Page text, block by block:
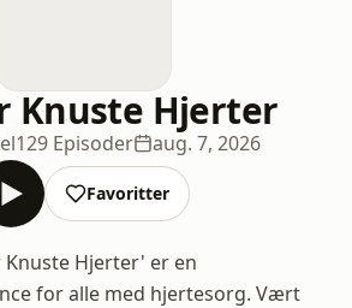
Knuste Hjerter
129 Episoder aug. 7, 2026
Favoritter
Knuste Hjerter' er en
for alle med hjertesorg. Vært